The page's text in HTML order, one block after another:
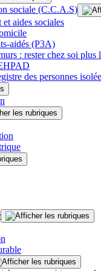
sociale (C.C.A.S)
aides sociales
aidés (P3A)
: rester chez soi plus
des personnes